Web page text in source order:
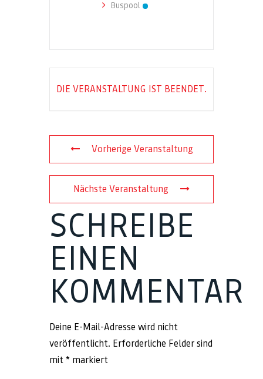
Buspool
DIE VERANSTALTUNG IST BEENDET.
Vorherige Veranstaltung
Nächste Veranstaltung
SCHREIBE
EINEN
KOMMENTAR
Deine E-Mail-Adresse wird nicht
veröffentlicht. Erforderliche Felder sind
mit * markiert